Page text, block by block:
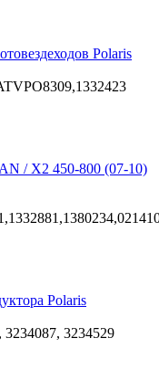
Polaris
/ X2 450-800 (07-10)
Polaris
3234087, 3234529